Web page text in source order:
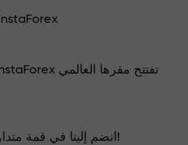
تهنئة عيد الأضحى من InstaForex
انضم إلينا في قمة متداولي الفوركس في دبي!